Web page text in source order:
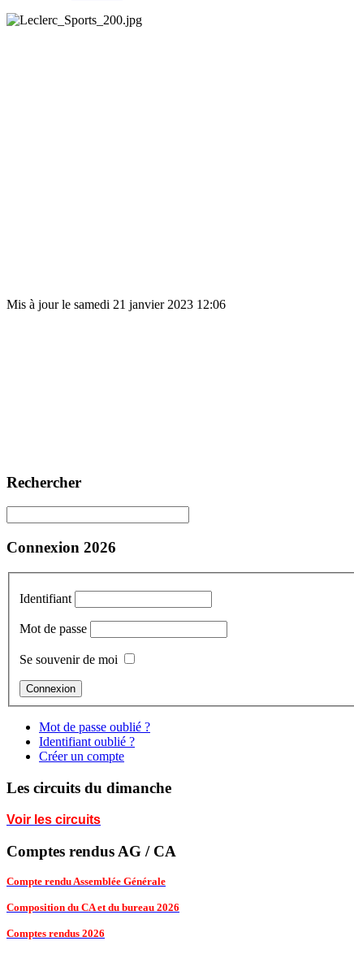
Mis à jour le samedi 21 janvier 2023 12:06
Rechercher
Connexion 2026
Identifiant
Mot de passe
Se souvenir de moi
Mot de passe oublié ?
Identifiant oublié ?
Créer un compte
Les circuits du dimanche
Voir les circuits
Comptes rendus AG / CA
Compte rendu Assemblée Générale
Composition du CA et du bureau 2026
Comptes rendus 2026